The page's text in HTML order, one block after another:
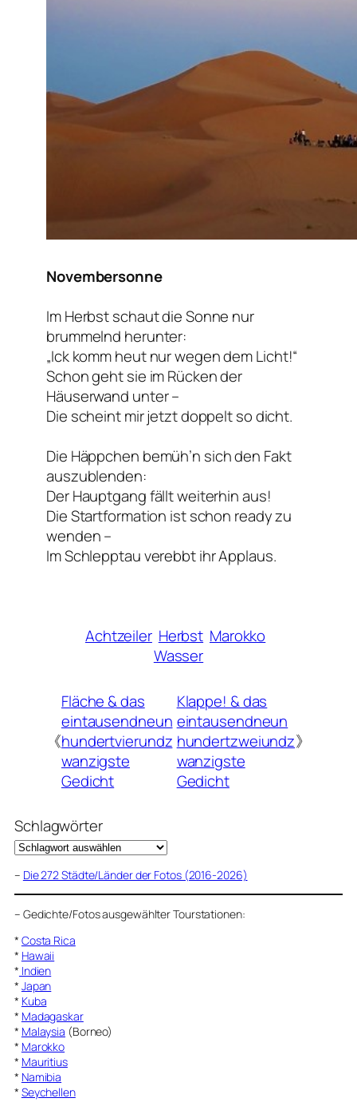
Novembersonne
Im Herbst schaut die Sonne nur
brummelnd herunter:
„Ick komm heut nur wegen dem Licht!“
Schon geht sie im Rücken der
Häuserwand unter –
Die scheint mir jetzt doppelt so dicht.
Die Häppchen bemüh’n sich den Fakt
auszublenden:
Der Hauptgang fällt weiterhin aus!
Die Startformation ist schon ready zu
wenden –
Im Schlepptau verebbt ihr Applaus.
Achtzeiler Herbst Marokko
Wasser
《
Fläche & das
eintausendneun
hundertvierundz
wanzigste
Gedicht
Klappe! & das
eintausendneun
hundertzweiundz
wanzigste
Gedicht
》
Schlagwörter
– Die 272 Städte/Länder der Fotos (2016-2026)
– Gedichte/Fotos ausgewählter Tourstationen:
* Costa Rica
* Hawaii
* Indien
* Japan
* Kuba
* Madagaskar
* Malaysia (Borneo)
* Marokko
* Mauritius
* Namibia
* Seychellen